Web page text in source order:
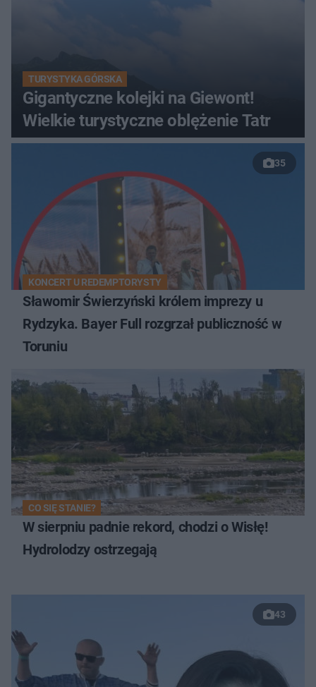
TURYSTYKA GÓRSKA
Gigantyczne kolejki na Giewont!
Wielkie turystyczne oblężenie Tatr
35
KONCERT U REDEMPTORYSTY
Sławomir Świerzyński królem imprezy u
Rydzyka. Bayer Full rozgrzał publiczność w
Toruniu
CO SIĘ STANIE?
W sierpniu padnie rekord, chodzi o Wisłę!
Hydrolodzy ostrzegają
43